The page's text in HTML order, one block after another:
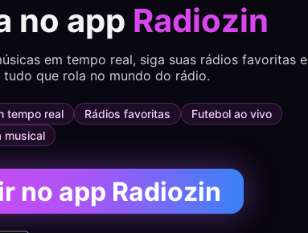
no app Radiozin
em tempo real, siga suas rádios favoritas e
tudo que rola no mundo do rádio.
tempo real Rádios favoritas
Futebol ao vivo
musical
no app Radiozin